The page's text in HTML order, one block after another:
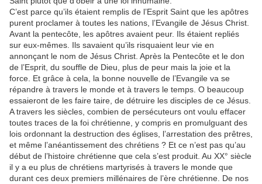
C’est parce qu’ils étaient remplis de l’Esprit Saint que les apôtres
purent proclamer à toutes les nations, l’Evangile de Jésus Christ.
Avant la pentecôte, les apôtres avaient peur. Ils étaient repliés
sur eux-mêmes. Ils savaient qu’ils risquaient leur vie en
annonçant le nom de Jésus Christ. Après la Pentecôte et le don
de l’Esprit, du souffle de Dieu, plus de peur mais la joie et la
force. Et grâce à cela, la bonne nouvelle de l’Evangile va se
répandre à travers le monde et à travers le temps. O beaucoup
essaieront de les faire taire, de détruire les disciples de ce Jésus.
A travers les siècles, combien de persécuteurs ont voulu effacer
toutes traces de la foi chrétienne, y compris en promulguant des
lois ordonnant la destruction des églises, l’arrestation des prêtres,
et même l’anéantissement des chrétiens ? Et ce n’est pas qu’au
début de l’histoire chrétienne que cela s’est produit. Au XX° siècle
il y a eu plus de chrétiens martyrisés à travers le monde que
durant ces deux premiers millénaires de l’ère chrétienne. De nos